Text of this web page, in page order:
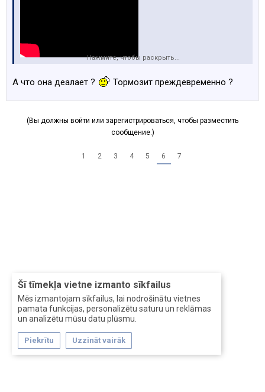
Šī tīmekļa vietne izmanto sīkfailus
Mēs izmantojam sīkfailus, lai nodrošinātu vietnes
pamata funkcijas, personalizētu saturu un reklāmas
un analizētu mūsu datu plūsmu.
Piekrītu Uzzināt vairāk
вот,меня всегда интересовал вопрос,как эта
Нажмите, чтобы раскрыть...
А что она деалает ? Тормозит преждевременно ?
(Вы должны войти или зарегистрироваться, чтобы разместить
сообщение.)
1 2 3 4 5 6 7